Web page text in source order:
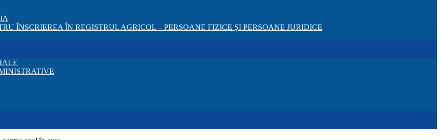
ÎNSCRIEREA ÎN REGISTRUL AGRICOL – PERSOANE FIZICE ȘI PERSOANE JURIDICE